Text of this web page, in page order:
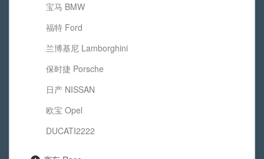
宝马 BMW
福特 Ford
兰博基尼 Lamborghini
保时捷 Porsche
日产 NISSAN
欧宝 Opel
DUCATI2222